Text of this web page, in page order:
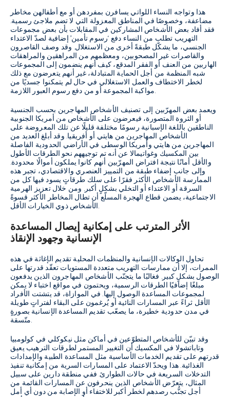
هذا وتواجه النساء اللواتي يسافرن بمفردهن أو مع أطفالهن مخاطر
مضاعفة، وخصوصًا في المناطق المعزولة التي لا تضم ملاجئ رسمية.
فقد أفاد بعض الأشخاص المشاركين في المقابلات بأن بعض مجموعات
التهريب تطلب من النساء دفع ‘رسوم تأمين’ إضافية لصدّ الاعتداء
الجنسي، ما يشكّل طبقةً أخرى من الاستغلال. وقد وصف القاصرون
والقاصرات غير المصحوبين، ومعظمهم من المراهقين والمراهقات
الهاربين من العنف أو الفقر المدقع، كيف أنهم ينضمون إلى المجموعات
شبه المنظمة من أجل الحماية المتبادلة، غير أنهم يتعرضون مع ذلك
لخطر الاختطاف والعمل الاستغلالي في حال لم يتمكنوا جسديًا من
مواكبة المجموعة أو من دفع رسوم العبور اللازمة.
ويعمد بعض المهرّبين إلى تصنيف الأشخاص المهاجرين بحسب الجنسية
أو الثروة المتصورة، فيعرضون على الأشخاص من أمريكا الجنوبية
الناطقين باللغة الإسبانية رسومًا مختلفة قليلًا عن تلك المعروضة على
الأشخاص المهاجرين من هايتي أو أفريقيا. وقد أبلغ العديد من
المهاجرين من هايتي وأمريكا الوسطى في الأراضي الحدودية الفاصلة
بين المكسيك وغواتيمالا عن أنه تم توجيههم نحو الطرقات الأطول
والأقل أمانًا نتيجة افتراض المهرّبين أنهم كانوا يملكون أموالًا محدودة.
وإلى جانب إضفاء طبقة من التمييز العنصري والاقتصادي، تجبر هذه
الممارسة الأشخاص الأكثر فقرًا على سلك طرقاتٍ يسود فيها كل من
السرقة أو الاعتداء أو التخلي بشكلٍ أكبر. ومن خلال تعزيز الهرمية
الاجتماعية، يضمن قطاع الهجرة المسلّع أن تطال المخاطر الأكثر قسوةً
الأشخاص ذوي الخيارات الأقل.
الأثر المترتب على إمكانية إيصال المساعدة
الإنسانية وجهود الإنقاذ
تحاول الوكالات الإنسانية والمنظمات المحلية تقديم الإغاثة في هذه
الممرات، إلا أن ممارسات التهريب متعددة المستويات تعقّد قدرتها على
الوصول بشكلٍ كبير. فغالبًا ما يتجنّب الأشخاص المهاجرون الذين يدفعون
مبلغًا إضافيًا الطرقات الرسمية، ويحتمون في مواقع اختباء لا يمكن
لمجموعات المساعدة الوصول إليها. في الموازاة، قد يتشتت الأفراد
الأقل ثراءً عبر المسارات النائية أو يُرغمون على البقاء لفتراتٍ طويلة
في مدن حدودية خطيرة، ما يصعّب تقديم المساعدة الإنسانية بصورةٍ
متّسقة.
وقد تبيّن للأشخاص المتطوّعين في أماكن مثل نيكوكلي في كولومبيا
وتاباتشولا في المكسيك أن التغيير المستمر لطرقات الترهيب يعيق
قدرتهم على تقديم الخدمات الأساسية مثل المساعدة الطبية والإمدادات
الغذائية. هذا ويحدّ الاعتماد على المسارات السرية من إمكانية تنفيذ
التدخلات السريعة في حالات الطوارئ. ففي منطقة دارين على سبيل
المثال، يتعرّض الأشخاص الذين ينحرفون عن المسارات القائمة من
أجل تجنُّب رصدهم لخطر أكبر للاختفاء أو الإصابة من دون أي أمل